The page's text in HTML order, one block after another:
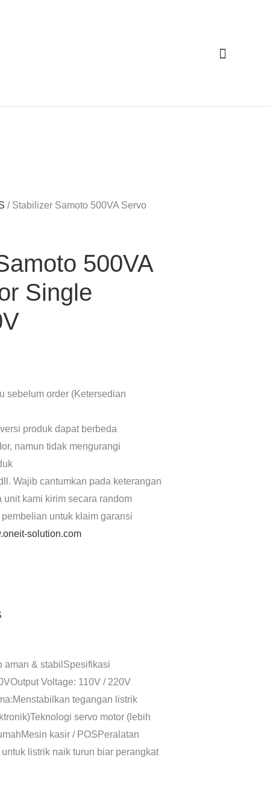
Cari
/ Stabilizer Samoto 500VA Servo
500VA
Single
sebelum order (Ketersedian
produk dapat berbeda
namun tidak mengurangi
Wajib cantumkan pada keterangan
unit kami kirim secara random
untuk klaim garansi
solution.com
aman & stabilSpesifikasi
Voltage: 110V / 220V
tegangan listrik
servo motor (lebih
kasir / POSPeralatan
listrik naik turun biar perangkat